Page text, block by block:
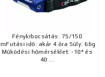
Fénykibocsátás: 75/150
lmFutási idő: akár 4 óra Súly: 66g
Működési hőmérséklet: -10° és
40 ...